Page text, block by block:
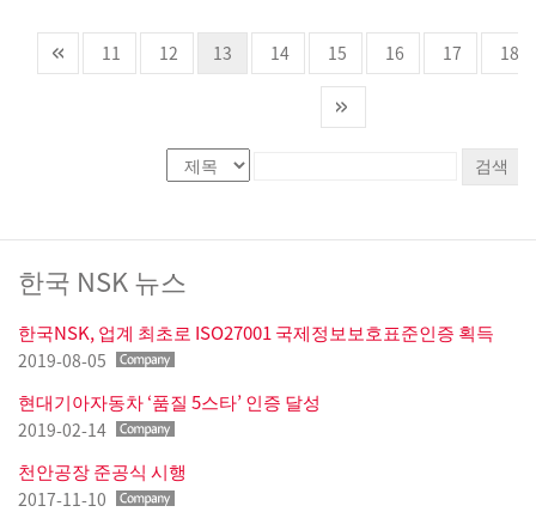
11 12 13 14 15 16 17 18
검색
한국 NSK 뉴스
한국NSK, 업계 최초로 ISO27001 국제정보보호표준인증 획득
2019-08-05
현대기아자동차 ‘품질 5스타’ 인증 달성
2019-02-14
천안공장 준공식 시행
2017-11-10